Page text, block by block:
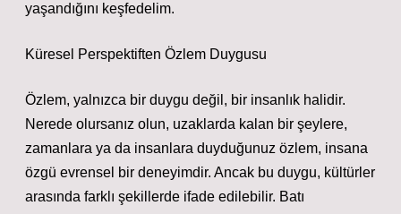
yaşandığını keşfedelim.
Küresel Perspektiften Özlem Duygusu
Özlem, yalnızca bir duygu değil, bir insanlık halidir.
Nerede olursanız olun, uzaklarda kalan bir şeylere,
zamanlara ya da insanlara duyduğunuz özlem, insana
özgü evrensel bir deneyimdir. Ancak bu duygu, kültürler
arasında farklı şekillerde ifade edilebilir. Batı